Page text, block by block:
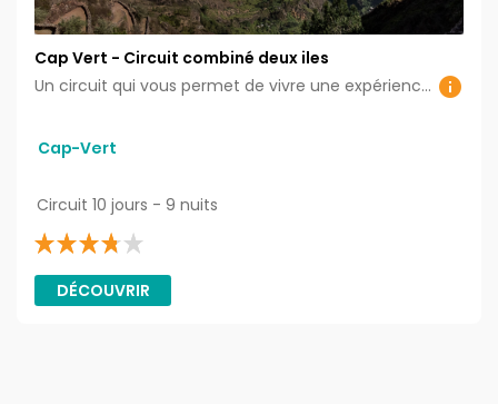
Cap Vert - Circuit combiné deux iles
Un circuit qui vous permet de vivre une expérience inoubliable à la rencontre des capverdiens, leur mode de vie, leur histoire, leur culture.
Cap-Vert
Circuit 10 jours - 9 nuits
DÉCOUVRIR